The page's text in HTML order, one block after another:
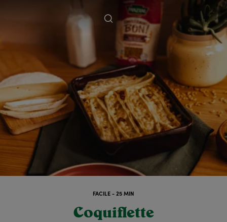
FACILE - 25 MIN
Coquiflette